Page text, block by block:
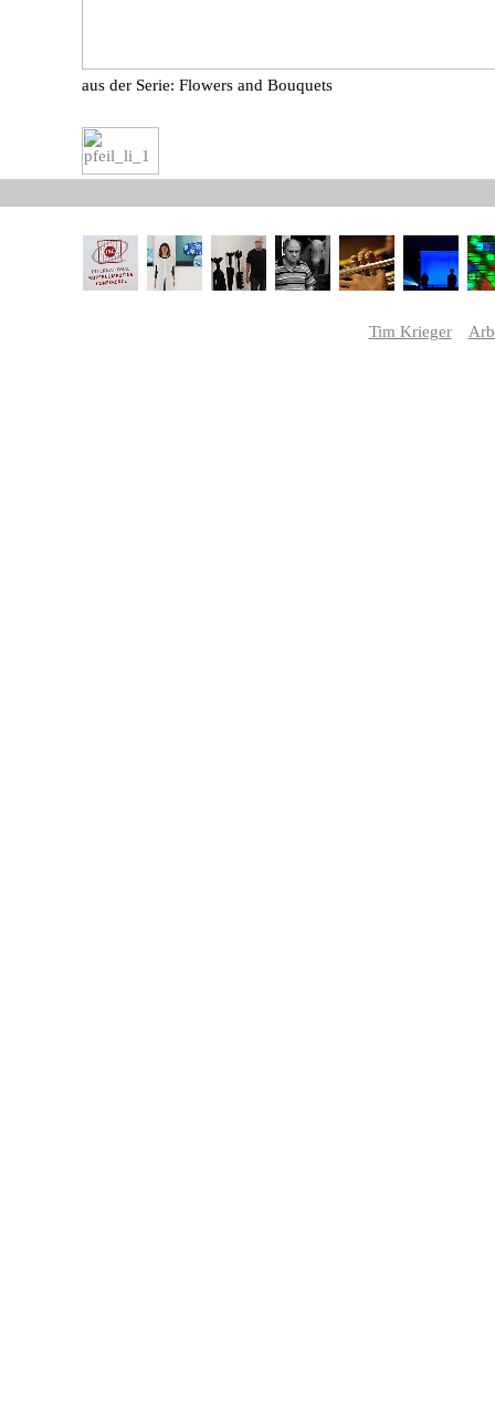
aus der Serie: Flowers and Bouquets
Tim Krieger